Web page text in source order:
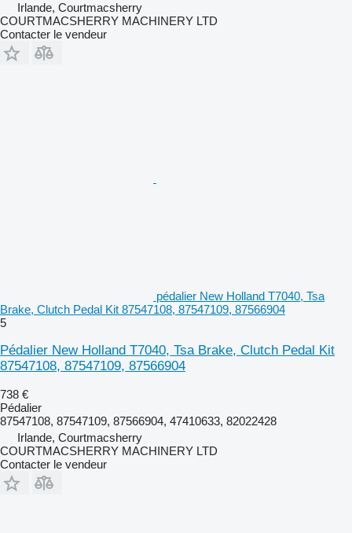
Irlande, Courtmacsherry
COURTMACSHERRY MACHINERY LTD
Contacter le vendeur
pédalier New Holland T7040, Tsa
Brake, Clutch Pedal Kit 87547108, 87547109, 87566904
5
Pédalier New Holland T7040, Tsa Brake, Clutch Pedal Kit
87547108, 87547109, 87566904
738 €
Pédalier
87547108, 87547109, 87566904, 47410633, 82022428
Irlande, Courtmacsherry
COURTMACSHERRY MACHINERY LTD
Contacter le vendeur